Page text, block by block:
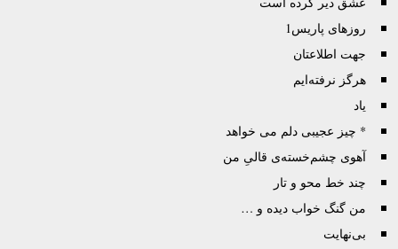
روزهای پاریس1
جهت اطلاعتان
هرگز نرفته‌ایم
یاد
* چیز عجیبی دلم می خواهد
آهوی چشم‌خسته‌ی قالیِ من
چند خط محو و تار
من گنگ خواب دیده و …
بی‌نهایت